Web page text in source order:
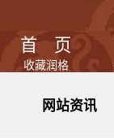
首 页
收藏润格
网站资讯